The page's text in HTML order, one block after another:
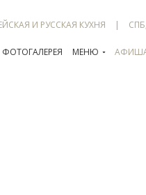
И РУССКАЯ КУХНЯ
ФОТОГАЛЕРЕЯ МЕНЮ